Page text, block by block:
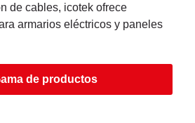
de cables, icotek ofrece
armarios eléctricos y paneles
de productos